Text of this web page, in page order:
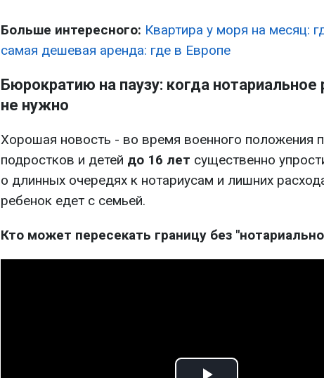
Больше интересного: Квартира у моря на месяц:
самая дешевая аренда: где в Европе
Бюрократию на паузу: когда нотариальное
не нужно
Хорошая новость - во время военного положения
подростков и детей до 16 лет существенно
о длинных очередях к нотариусам и лишних
ребенок едет с семьей.
Кто может пересекать границу без